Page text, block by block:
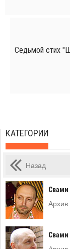
Седьмой стих
КАТЕГОРИИ
Назад
Свами
Архив
Свами